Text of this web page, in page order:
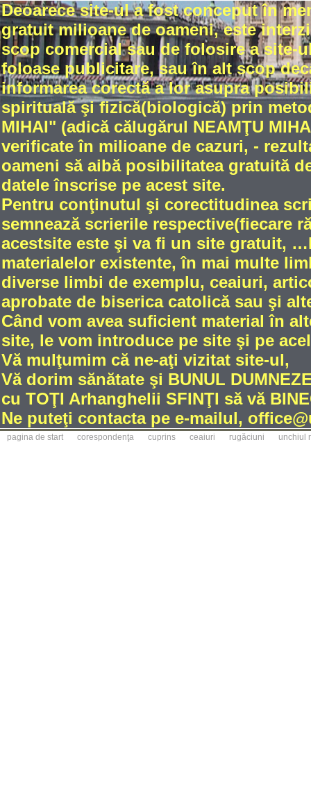
Deoarece site-ul a fost conceput în
gratuit milioane de oameni, este
scop comercial sau de folosire a site-
foloase publicitare, sau în alt scop
informarea corectă a lor asupra
spirituală şi fizică(biologică) prin
MIHAI" (adică călugărul NEAMŢU
verificate în milioane de cazuri, -
oameni să aibă posibilitatea gratuită
datele înscrise pe acest site.
Pentru conţinutul şi corectitudinea
semnează scrierile respective(fiecare
acestsite este şi va fi un site gratuit,
materialelor existente, în mai multe
diverse limbi de exemplu, ceaiuri,
aprobate de biserica catolică sau şi
Când vom avea suficient material în
site, le vom introduce pe site şi pe
Vă mulţumim că ne-aţi vizitat site-ul,
Vă dorim sănătate şi BUNUL
cu TOŢI Arhanghelii SFINŢI să vă
Ne puteţi contacta pe e-mailul,
pagina de start corespondenţa cuprins ceaiuri rugăciuni unchiul